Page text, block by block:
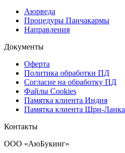
Аюрведа
Процедуры Панчакармы
Направления
Документы
Оферта
Политика обработки ПД
Согласие на обработку ПД
Файлы Cookies
Памятка клиента Индия
Памятка клиента Шри-Ланка
Контакты
OOO «АюБукинг»